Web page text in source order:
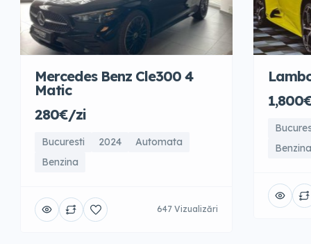
Mercedes Benz Cle300 4
Matic
280€/zi
Bucuresti 2024
Automata
Benzina
647 Vizualizări
Benzina